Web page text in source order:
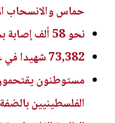
حماس والانسحاب
نحو 58 ألف إصابة بجدري الماء في غزة منذ بداية العام
73,382 شهيدا في غزة منذ 7 أكتوبر
مستوطنون
الفلسطينيين بالضفة